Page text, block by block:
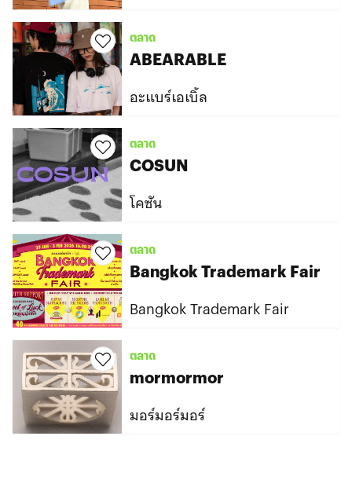
ตลาด
ABEARABLE
อะแบร์เอเบิ้ล
ตลาด
COSUN
โคซัน
ตลาด
Bangkok Trademark Fair
Bangkok Trademark Fair
ตลาด
mormormor
มอร์มอร์มอร์